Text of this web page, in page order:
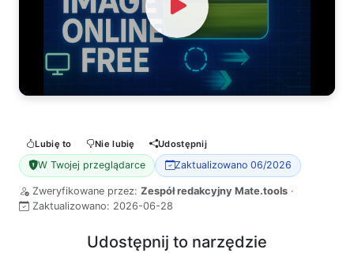
Watch Video
Lubię to Nie lubię Udostępnij
W Twojej przeglądarce Zaktualizowano 06/2026
Zweryfikowane przez: Zespół redakcyjny Mate.tools ·
Zaktualizowano: 2026-06-28
Udostępnij to narzędzie